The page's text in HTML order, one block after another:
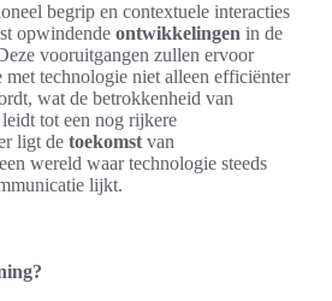
begrip en contextuele interacties
opwindende ontwikkelingen in de
vooruitgangen zullen ervoor
met technologie niet alleen efficiënter
wat de betrokkenheid van
tot een nog rijkere
ligt de toekomst van
wereld waar technologie steeds
lijkt.